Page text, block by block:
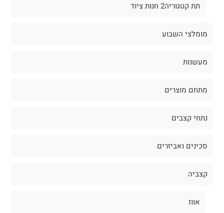
תת קטגוריה2 חנות ציוד
מומלצי השבוע
מעשנות
מתחם מוצרים
נתחי קצבים
סכינים ואביזרים
קצביה
אווז